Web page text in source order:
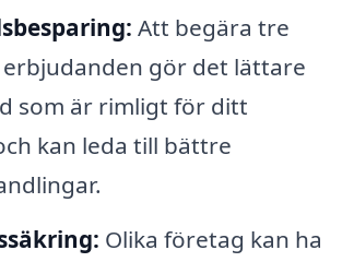
Att begära tre
gör det lättare
som är rimligt för ditt
kan leda till bättre
Olika företag kan ha